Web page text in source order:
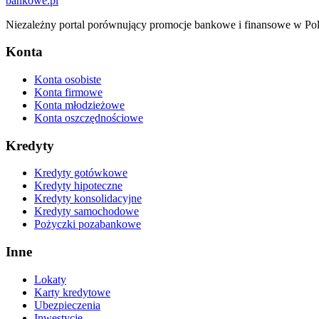
Niezależny portal porównujący promocje bankowe i finansowe w
Konta
Konta osobiste
Konta firmowe
Konta młodzieżowe
Konta oszczędnościowe
Kredyty
Kredyty gotówkowe
Kredyty hipoteczne
Kredyty konsolidacyjne
Kredyty samochodowe
Pożyczki pozabankowe
Inne
Lokaty
Karty kredytowe
Ubezpieczenia